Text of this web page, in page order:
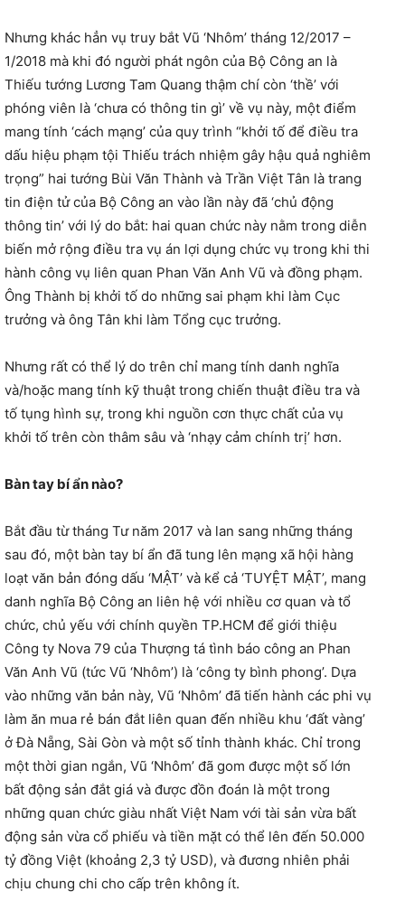
Nhưng khác hẳn vụ truy bắt Vũ ‘Nhôm’ tháng 12/2017 –
1/2018 mà khi đó người phát ngôn của Bộ Công an là
Thiếu tướng Lương Tam Quang thậm chí còn ‘thề’ với
phóng viên là ‘chưa có thông tin gì’ về vụ này, một điểm
mang tính ‘cách mạng’ của quy trình “khởi tố để điều tra
dấu hiệu phạm tội Thiếu trách nhiệm gây hậu quả nghiêm
trọng” hai tướng Bùi Văn Thành và Trần Việt Tân là trang
tin điện tử của Bộ Công an vào lần này đã ‘chủ động
thông tin’ với lý do bắt: hai quan chức này nằm trong diễn
biến mở rộng điều tra vụ án lợi dụng chức vụ trong khi thi
hành công vụ liên quan Phan Văn Anh Vũ và đồng phạm.
Ông Thành bị khởi tố do những sai phạm khi làm Cục
trưởng và ông Tân khi làm Tổng cục trưởng.
Nhưng rất có thể lý do trên chỉ mang tính danh nghĩa
và/hoặc mang tính kỹ thuật trong chiến thuật điều tra và
tố tụng hình sự, trong khi nguồn cơn thực chất của vụ
khởi tố trên còn thâm sâu và ‘nhạy cảm chính trị’ hơn.
Bàn tay bí ẩn nào?
Bắt đầu từ tháng Tư năm 2017 và lan sang những tháng
sau đó, một bàn tay bí ẩn đã tung lên mạng xã hội hàng
loạt văn bản đóng dấu ‘MẬT’ và kể cả ‘TUYỆT MẬT’, mang
danh nghĩa Bộ Công an liên hệ với nhiều cơ quan và tổ
chức, chủ yếu với chính quyền TP.HCM để giới thiệu
Công ty Nova 79 của Thượng tá tình báo công an Phan
Văn Anh Vũ (tức Vũ ‘Nhôm’) là ‘công ty bình phong’. Dựa
vào những văn bản này, Vũ ‘Nhôm’ đã tiến hành các phi vụ
làm ăn mua rẻ bán đắt liên quan đến nhiều khu ‘đất vàng’
ở Đà Nẵng, Sài Gòn và một số tỉnh thành khác. Chỉ trong
một thời gian ngắn, Vũ ‘Nhôm’ đã gom được một số lớn
bất động sản đắt giá và được đồn đoán là một trong
những quan chức giàu nhất Việt Nam với tài sản vừa bất
động sản vừa cổ phiếu và tiền mặt có thể lên đến 50.000
tỷ đồng Việt (khoảng 2,3 tỷ USD), và đương nhiên phải
chịu chung chi cho cấp trên không ít.